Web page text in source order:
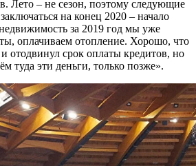
Лето – не сезон, поэтому следующие
на конец 2020 – начало
за 2019 год мы уже
оплачиваем отопление. Хорошо, что
отодвинул срок оплаты кредитов, но
туда эти деньги, только позже».